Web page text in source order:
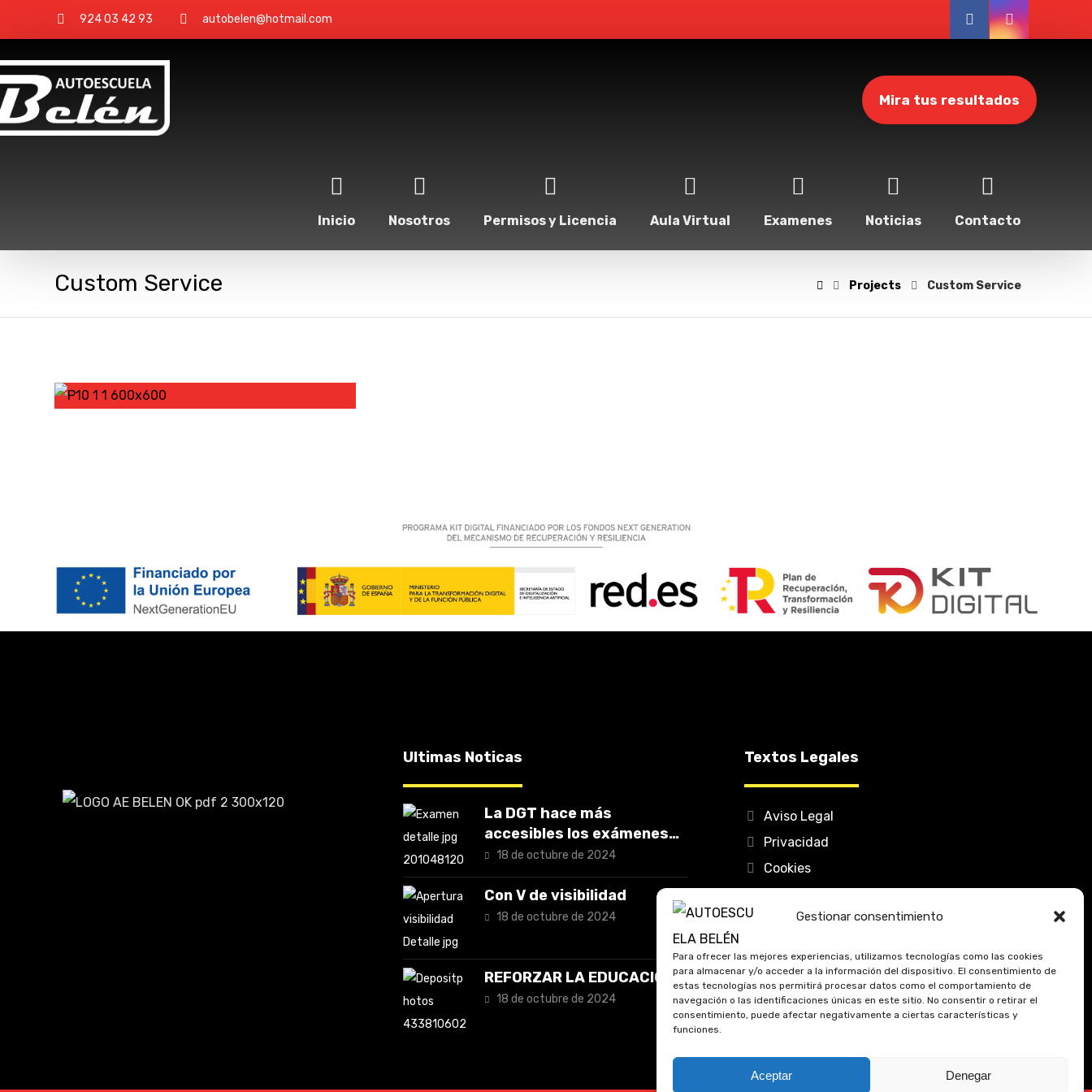
Gestionar consentimiento
Para ofrecer las mejores experiencias, utilizamos tecnologías como las cookies
para almacenar y/o acceder a la información del dispositivo. El consentimiento de
estas tecnologías nos permitirá procesar datos como el comportamiento de
navegación o las identificaciones únicas en este sitio. No consentir o retirar el
consentimiento, puede afectar negativamente a ciertas características y
funciones.
Aceptar Denegar
924 03 42 93 autobelen@hotmail.com
Mira tus resultados
Inicio Nosotros Permisos y Licencia Aula Virtual Examenes Noticias Contacto
Custom Service Projects Custom Service
Ultimas Noticas
La DGT hace más
accesibles los exámenes
teóricos
18 de octubre de 2024
Con V de visibilidad
18 de octubre de 2024
REFORZAR LA EDUCACIÓN
18 de octubre de 2024
Textos Legales
Aviso Legal
Privacidad
Cookies
Mapa Web